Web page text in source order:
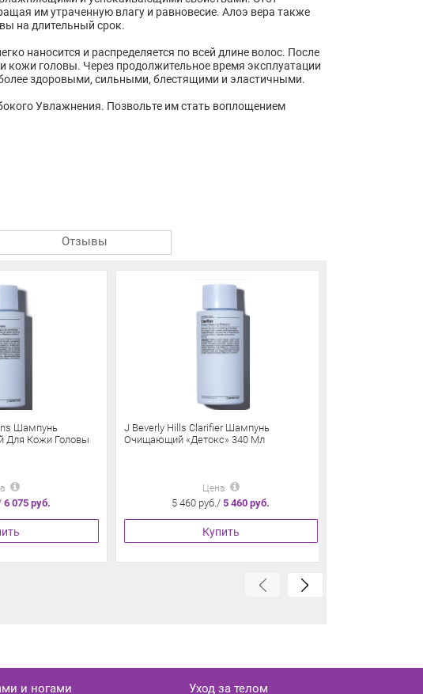
им утраченную влагу и равновесие. Алоэ вера также
на длительный срок.
наносится и распределяется по всей длине волос. После
кожи головы. Через продолжительное время эксплуатации
здоровыми, сильными, блестящими и эластичными.
Увлажнения. Позвольте им стать воплощением
Отзывы
Шампунь
Для Кожи Головы
6 075 руб.
J Beverly Hills Clarifier Шампунь
Очищающий «Детокс» 340 Мл
Цена
5 460 руб./5 460 руб.
Купить
и ногами Уход за телом